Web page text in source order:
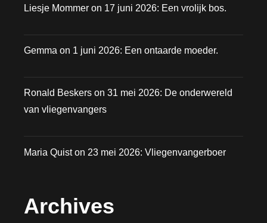
Liesje Mommer on 17 juni 2026: Een vrolijk bos.
Gemma on 1 juni 2026: Een ontaarde moeder.
Ronald Beskers on 31 mei 2026: De onderwereld
van vliegenvangers
Maria Quiston 23 mei 2026: Vliegenvangerboer
Archives